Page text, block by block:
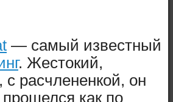
— самый известный
. Жестокий,
с расчлененкой, он
как по